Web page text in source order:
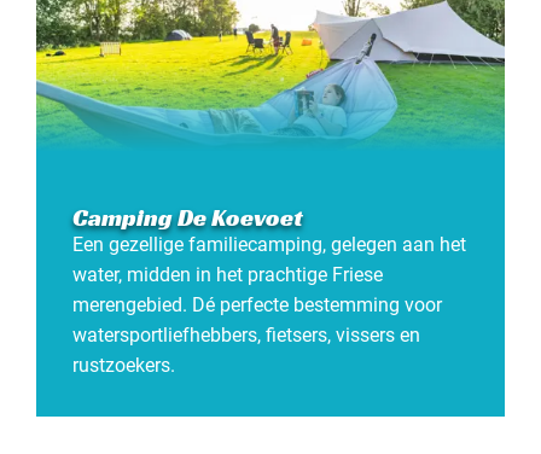
Camping De Koevoet
Een gezellige familiecamping, gelegen aan het
water, midden in het prachtige Friese
merengebied. Dé perfecte bestemming voor
watersportliefhebbers, fietsers, vissers en
rustzoekers.